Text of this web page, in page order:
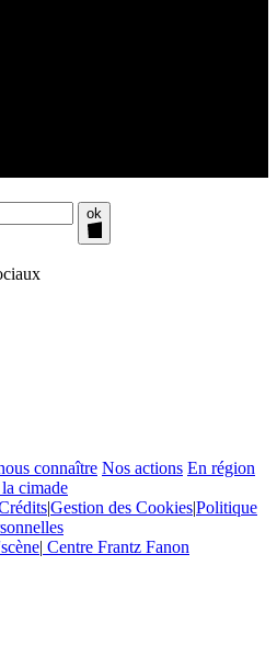
ok
connaître Nos actions En région
cimade
|Gestion des Cookies|Politique
| Centre Frantz Fanon